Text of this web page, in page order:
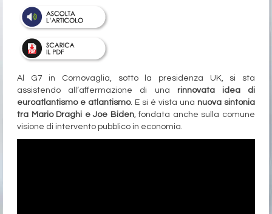
Al G7 in Cornovaglia, sotto la presidenza UK, si sta
assistendo all’affermazione di una rinnovata idea di
euroatlantismo e atlantismo. E si è vista una nuova sintonia
tra Mario Draghi e Joe Biden, fondata anche sulla comune
visione di intervento pubblico in economia.